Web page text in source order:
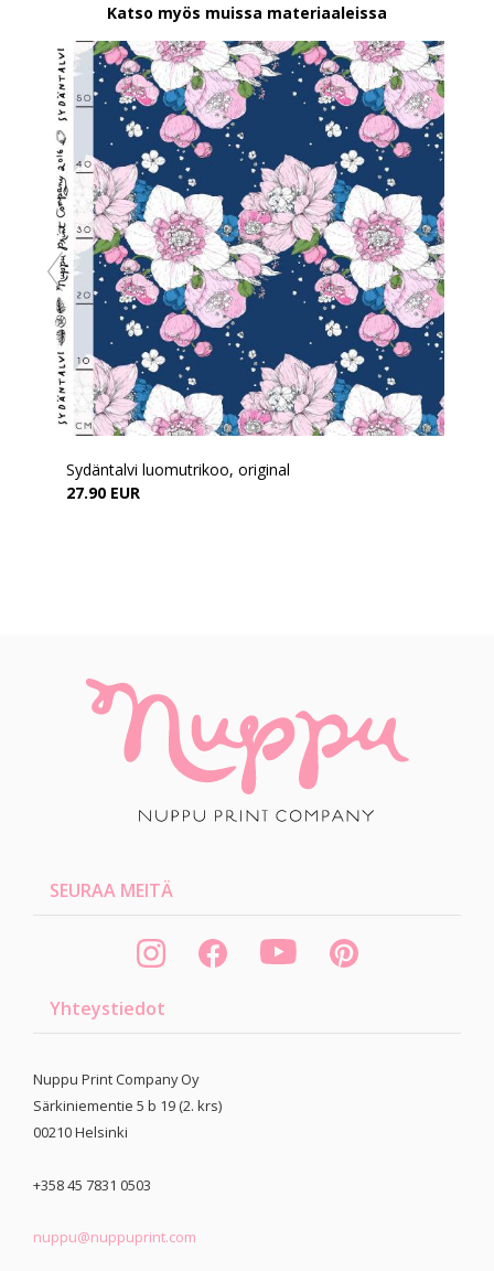
Katso myös muissa materiaaleissa
Sydäntalvi luomutrikoo, original
27.90 EUR
SEURAA MEITÄ
Yhteystiedot
Nuppu Print Company Oy
Särkiniementie 5 b 19 (2. krs)
00210Helsinki
+358 45 7831 0503
nuppu@nuppuprint.com